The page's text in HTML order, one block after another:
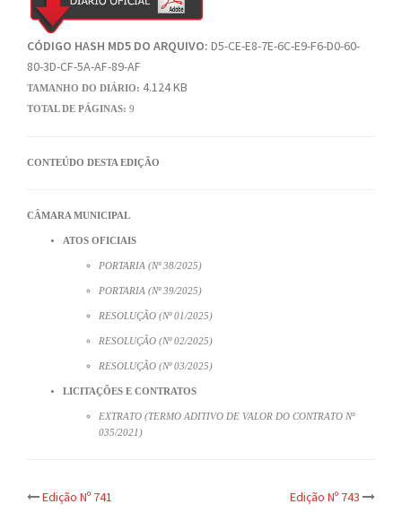
CÓDIGO HASH MD5 DO ARQUIVO: D5-CE-E8-7E-6C-E9-F6-D0-60-
80-3D-CF-5A-AF-89-AF
TAMANHO DO DIÁRIO: 4.124 KB
TOTAL DE PÁGINAS: 9
CONTEÚDO DESTA EDIÇÃO
CÂMARA MUNICIPAL
ATOS OFICIAIS
PORTARIA (Nº 38/2025)
PORTARIA (Nº 39/2025)
RESOLUÇÃO (Nº 01/2025)
RESOLUÇÃO (Nº 02/2025)
RESOLUÇÃO (Nº 03/2025)
LICITAÇÕES E CONTRATOS
EXTRATO (TERMO ADITIVO DE VALOR DO CONTRATO Nº
035/2021)
Post
Edição Nº 741 Edição Nº 743